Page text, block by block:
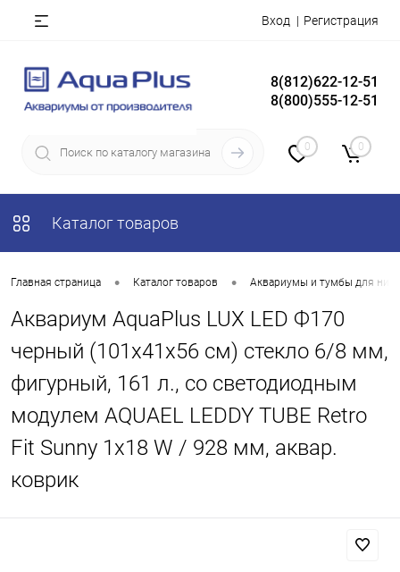
Вход Регистрация
8(812)622-12-51
8(800)555-12-51
0 0
Каталог товаров
Главная страница • Каталог товаров • Аквариумы и тумбы для них
Аквариум AquaPlus LUX LED Ф170
черный (101х41х56 см) стекло 6/8 мм,
фигурный, 161 л., со светодиодным
модулем AQUAEL LEDDY TUBE Retro
Fit Sunny 1х18 W / 928 мм, аквар.
коврик